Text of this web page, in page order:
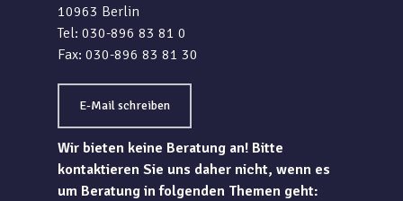
10963 Berlin
Tel: 030-896 83 81 0
Fax: 030-896 83 81 30
E-Mail schreiben
Wir bieten keine Beratung an! Bitte
kontaktieren Sie uns daher nicht, wenn es
um Beratung in folgenden Themen geht: